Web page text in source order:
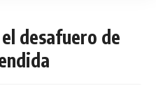
desafuero de